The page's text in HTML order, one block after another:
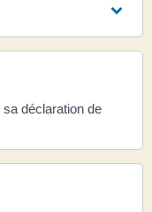
déclaration de